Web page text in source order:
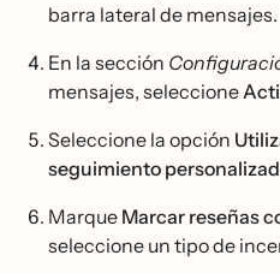
barra lateral de mensajes.
En la sección
mensajes, seleccione
Seleccione la opción
seguimiento
Marque Marcar reseñas
seleccione un tipo de